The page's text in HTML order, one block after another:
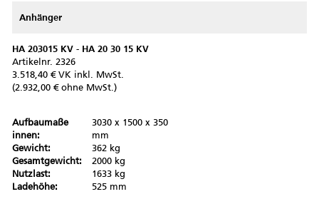
Anhänger
HA 203015 KV - HA 20 30 15 KV
Artikelnr. 2326
3.518,40 € VK inkl. MwSt.
(2.932,00 € ohne MwSt.)
Aufbaumaße
innen:
3030 x 1500 x 350
mm
Gewicht:
362 kg
Gesamtgewicht:
2000 kg
Nutzlast:
1633 kg
Ladehöhe:
525 mm